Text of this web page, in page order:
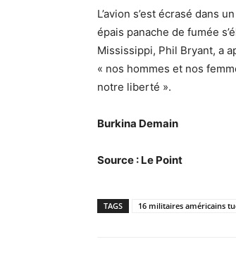
L’avion s’est écrasé dans
épais panache de fumée
Mississippi, Phil Bryant, a
« nos hommes et nos
notre liberté ».
Burkina Demain
Source : Le Point
TAGS 16 militaires américains